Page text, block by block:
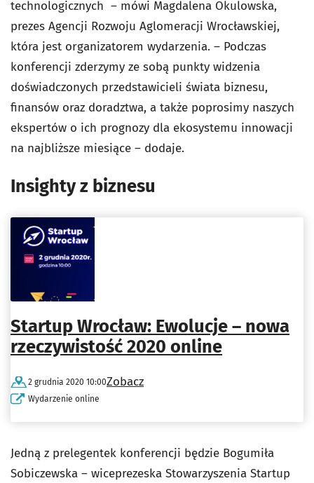
technologicznych – mówi Magdalena Okulowska,
prezes Agencji Rozwoju Aglomeracji Wrocławskiej,
która jest organizatorem wydarzenia. – Podczas
konferencji zderzymy ze sobą punkty widzenia
doświadczonych przedstawicieli świata biznesu,
finansów oraz doradztwa, a także poprosimy naszych
ekspertów o ich prognozy dla ekosystemu innowacji
na najbliższe miesiące – dodaje.
Insighty z biznesu
Startup Wrocław: Ewolucje – nowa
rzeczywistość 2020 online
2 grudnia 2020 10:00
Wydarzenie online
Zobacz
Jedną z prelegentek konferencji będzie Bogumiła
Sobiczewska – wiceprezeska Stowarzyszenia Startup